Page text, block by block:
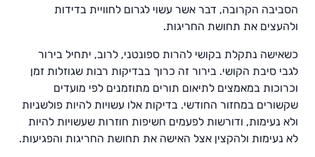
הסביבה הקרובה, דבר אשר עשוי לגרום לחוויית בדידות
ולהעצים את תחושת החריגות.
כשאישה נתקלת בקושי להרות ספונטני, לרוב, יתחיל בירור
לגבי סיבת הקושי. בירור זה כרוך בבדיקות רבות שגוזלות זמן
וכרוכות במאמצים לתיאום תורים מתוזמנים לפי מועדים
שקשורים במחזור החודשי. בדיקות אלו עשויות להיות פולשניות
ולא נעימות, ודורשות לפעמים חשיפות חוזרות שעשויות להיות
לא נעימות ולהקצין אצל האישה את תחושת החריגות והפגיעות.